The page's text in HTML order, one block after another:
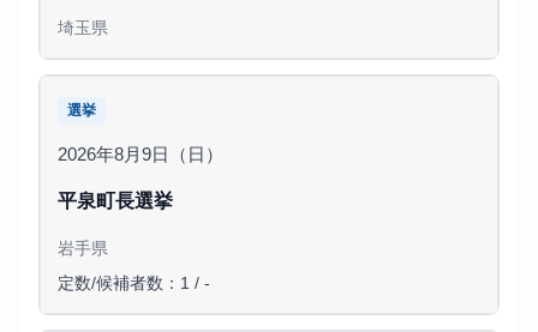
埼玉県
選挙
2026年8月9日（日）
平泉町長選挙
岩手県
定数/候補者数：1 / -